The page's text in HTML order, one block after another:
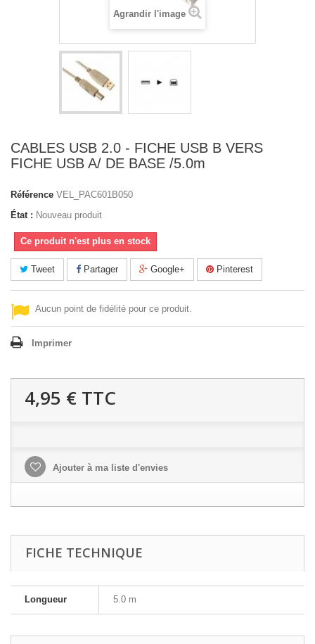
Agrandir l'image
CABLES USB 2.0 - FICHE USB B VERS
FICHE USB A/ DE BASE /5.0m
Référence VEL_PAC601B050
État : Nouveau produit
Ce produit n'est plus en stock
Tweet Partager Google+ Pinterest
Aucun point de fidélité pour ce produit.
Imprimer
4,95 € TTC
Ajouter à ma liste d'envies
FICHE TECHNIQUE
Longueur 5.0 m